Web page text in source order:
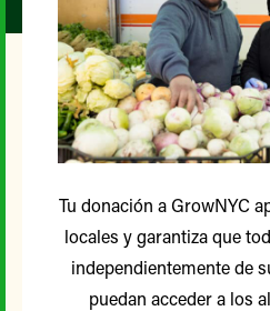
Tu donación a GrowNYC
locales y garantiza que
independientemente de
puedan acceder a los